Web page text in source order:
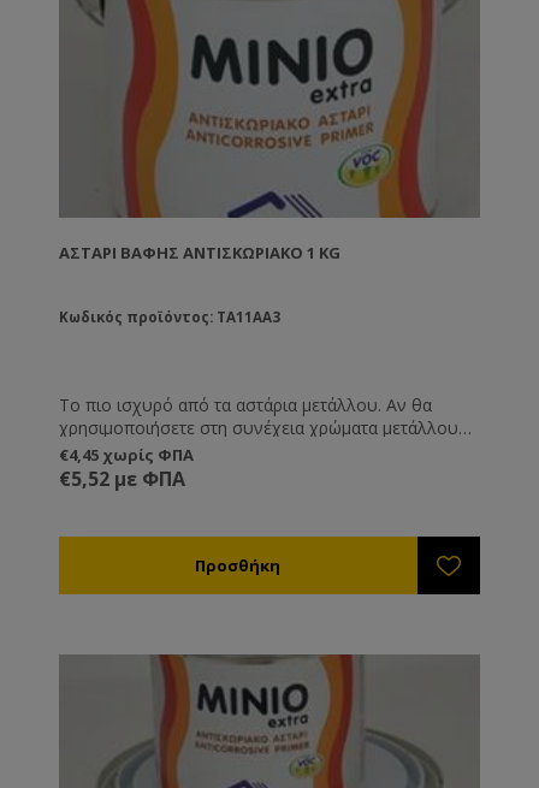
ΑΣΤΆΡΙ ΒΑΦΉΣ ΑΝΤΙΣΚΩΡΙΑΚΌ 1 KG
Κωδικός προϊόντος: TA11AA3
Το πιο ισχυρό από τα αστάρια μετάλλου. Αν θα
χρησιμοποιήσετε στη συνέχεια χρώματα μετάλλου
τότε αυτό είναι το πιο ισχυρό αστάρι. Συνδυάζεται
με χημικούς διαλύτες. Δε συνδυάζεται με νερό.
€4,45 χωρίς ΦΠΑ
€5,52 με ΦΠΑ